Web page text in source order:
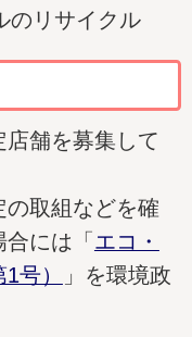
のリサイクル
舗を募集して
取組などを確
には「 エコ・
号）
」を環境政